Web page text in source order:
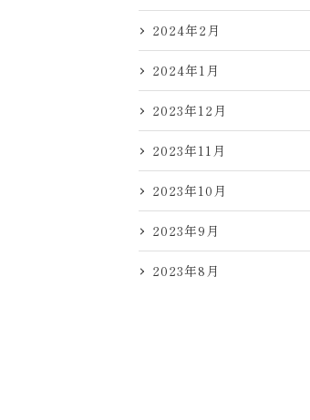
2024年2月
2024年1月
2023年12月
2023年11月
2023年10月
2023年9月
2023年8月